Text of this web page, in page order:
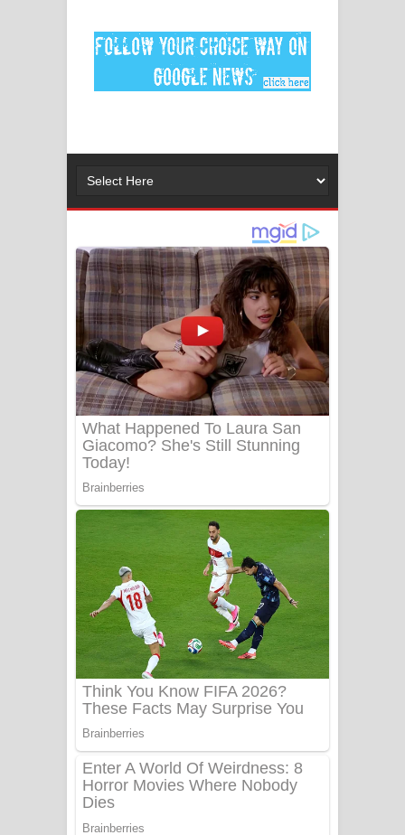
Gemak Deela Song Lyrics - ගේමක් දීලා
ගීතයේ පද පෙළ
දුන් ආදරේ ගීතයේ පද පෙළ
Liyamuda Dan Anagathe Song Lyrics
- ලියමුද දැන් අනාගතේ ගීතයේ පද පෙළ
Doni Song Lyrics - දෝණි ගීතයේ පද
පෙළ
Benthara Palame Song Lyrics -
Sanda Babalena Song Lyrics - සඳ
බැබලෙන ගීතයේ පද පෙළ
Adare Wadi Nisa Song Lyrics - ආදරේ
වැඩි නිසා ගීතයේ පද පෙළ
UNUHUMA Song Lyrics - උණුහුම
ගීතයේ පද පෙළ
Katakara Song Lyrics - කටකාර ගීතයේ
පද පෙළ